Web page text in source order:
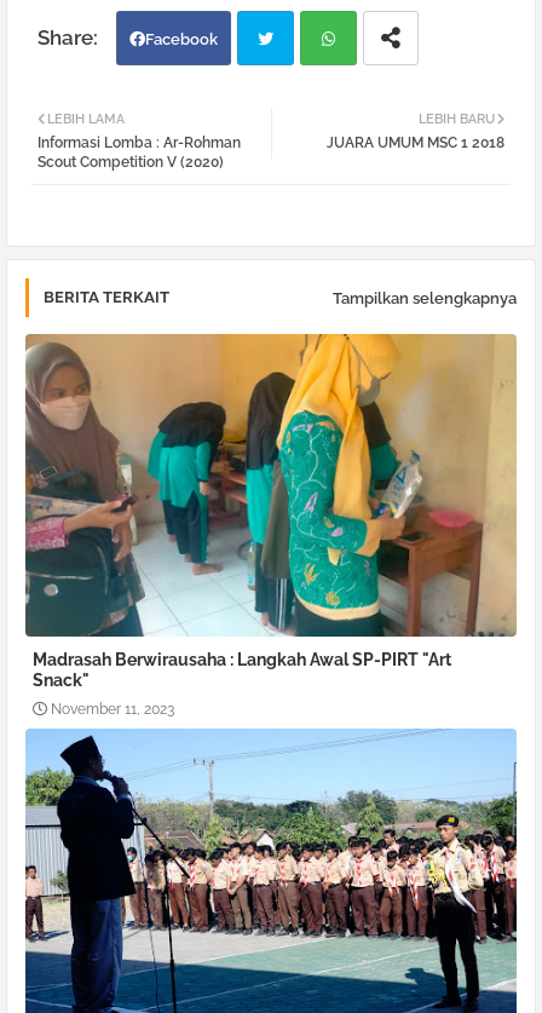
Facebook
atsa
LEBIH BARU
JUARA UMUM MSC 1 2018
LEBIH LAMA
Informasi Lomba : Ar-Rohman
Scout Competition V (2020)
BERITA TERKAIT Tampilkan selengkapnya
Madrasah Berwirausaha : Langkah Awal SP-PIRT "Art
Snack"
November 11, 2023